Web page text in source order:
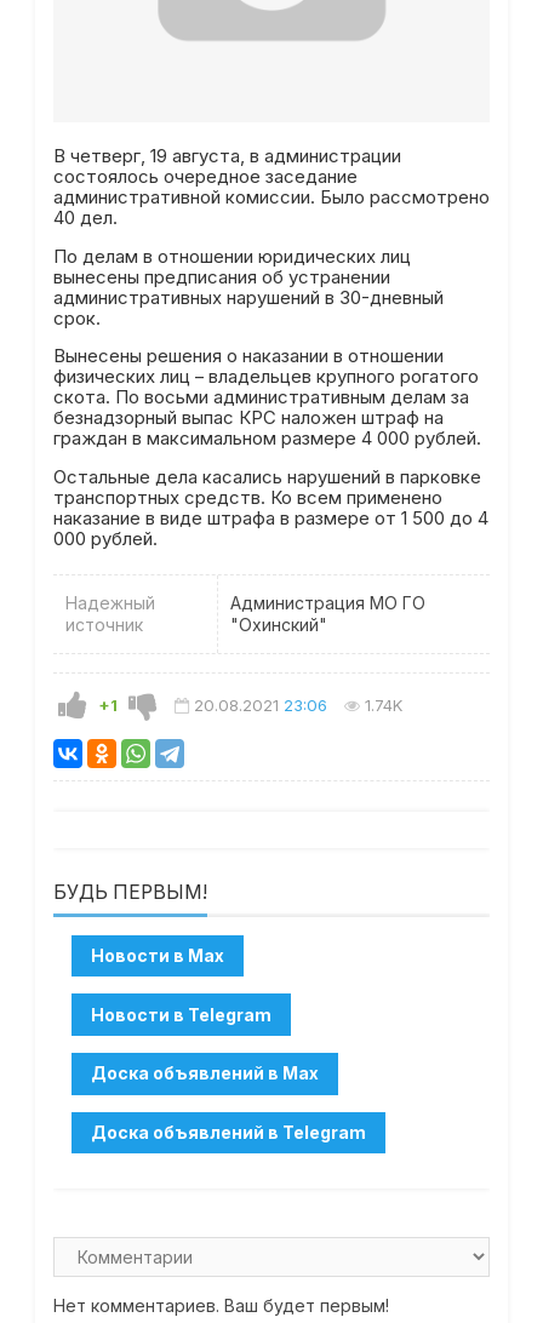
В четверг, 19 августа, в администрации
состоялось очередное заседание
административной комиссии. Было рассмотрено
40 дел.
По делам в отношении юридических лиц
вынесены предписания об устранении
административных нарушений в 30-дневный
срок.
Вынесены решения о наказании в отношении
физических лиц – владельцев крупного рогатого
скота. По восьми административным делам за
безнадзорный выпас КРС наложен штраф на
граждан в максимальном размере 4 000 рублей.
Остальные дела касались нарушений в парковке
транспортных средств. Ко всем применено
наказание в виде штрафа в размере от 1 500 до 4
000 рублей.
Надежный
источник
Администрация МО ГО
"Охинский"
+1 20.08.2021 23:06 1.74K
БУДЬ ПЕРВЫМ!
Нет комментариев. Ваш будет первым!